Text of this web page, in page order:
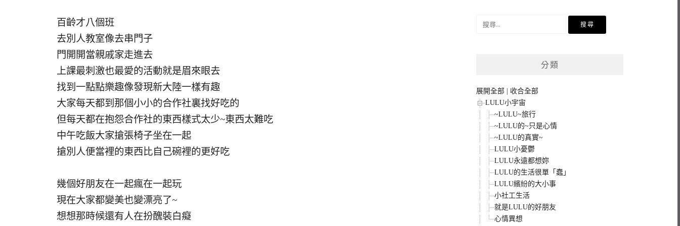
百齡才八個班
去別人教室像去串門子
門開開當親戚家走進去
上課最刺激也最愛的活動就是眉來眼去
找到一點點樂趣像發現新大陸一樣有趣
大家每天都到那個小小的合作社裏找好吃的
但每天都在抱怨合作社的東西樣式太少~東西太難吃
中午吃飯大家搶張椅子坐在一起
搶別人便當裡的東西比自己碗裡的更好吃
幾個好朋友在一起瘋在一起玩
現在大家都變美也變漂亮了~
想想那時候還有人在扮醜裝白癡
分類
展開全部
收合全部
LULU小宇宙
~LULU~旅行
~LULU的~只是心情
~LULU的真實~
LULU小憂鬱
LULU永遠都想妳
LULU的生活很單「蠢」
LULU繽紛的大小事
小社工生活
就是LULU的好朋友
心情異想